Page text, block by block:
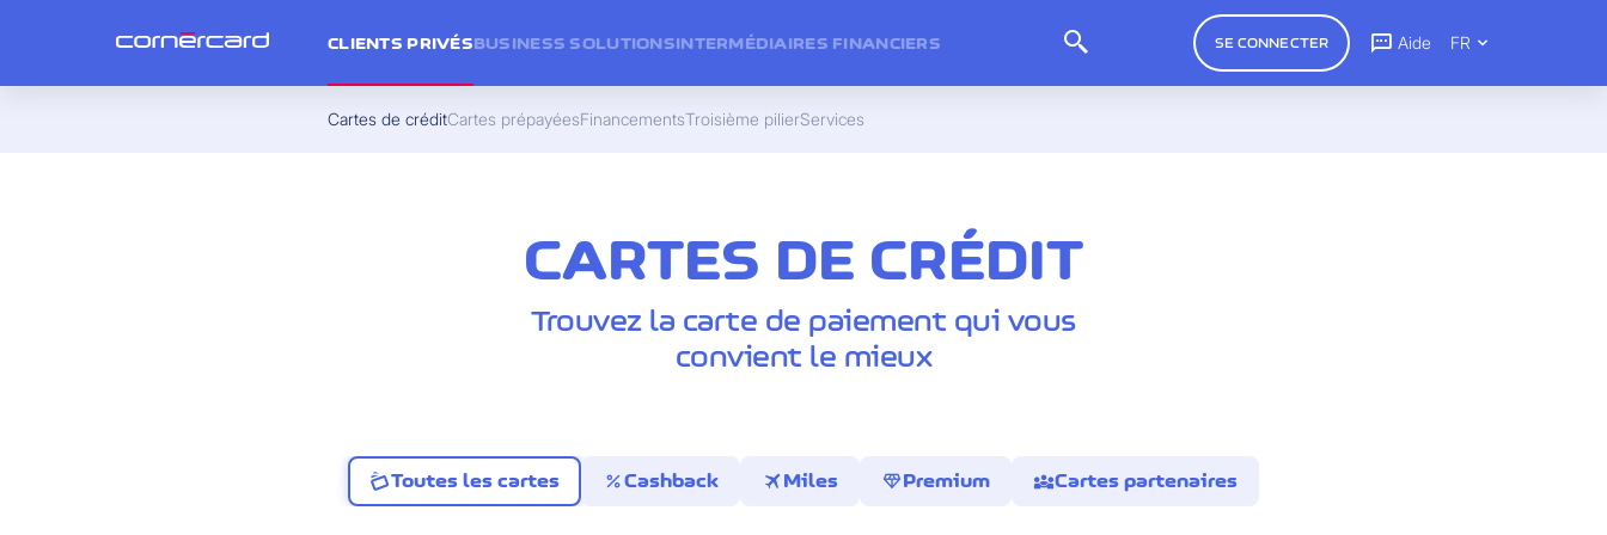
CARTES DE CRÉDIT
Trouvez la carte de paiement qui vous
convient le mieux
Toutes les cartes percentCashback travel Miles diamondPremium diversity_3Cartes partenaires
CLIENTS PRIVÉS
Cartes de créditCartes prépayéesFinancementsTroisième pilierServices
BUSINESS SOLUTIONSINTERMÉDIAIRES FINANCIERS SE CONNECTER Aide FR